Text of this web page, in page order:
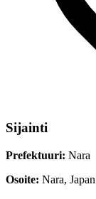
Sijainti
Prefektuuri: Nara
Osoite: Nara, Japan